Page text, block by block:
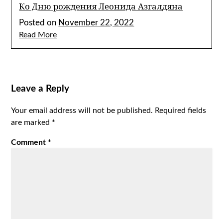
Ко Дню рождения Леонида Азгалдяна
Posted on November 22, 2022
Read More
Leave a Reply
Your email address will not be published. Required fields
are marked *
Comment *